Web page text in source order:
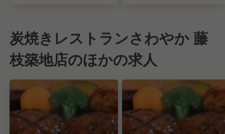
炭焼きレストランさわやか 藤
枝築地店のほかの求人